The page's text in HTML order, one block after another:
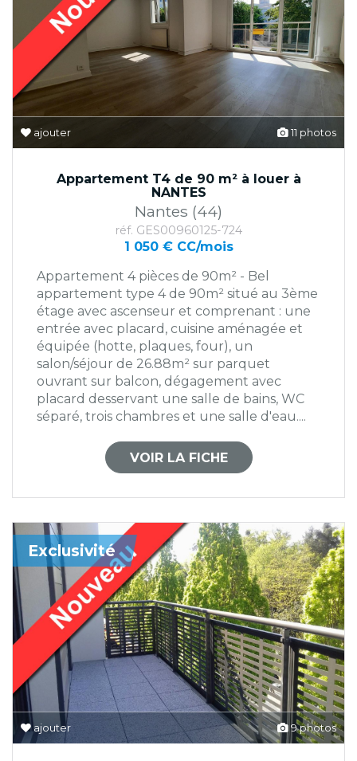
11 photos
ajouter
Appartement T4 de 90 m² à louer à
NANTES
Nantes (44)
réf. GES00960125-724
1 050 € CC/mois
Appartement 4 pièces de 90m² - Bel
appartement type 4 de 90m² situé au 3ème
étage avec ascenseur et comprenant : une
entrée avec placard, cuisine aménagée et
équipée (hotte, plaques, four), un
salon/séjour de 26.88m² sur parquet
ouvrant sur balcon, dégagement avec
placard desservant une salle de bains, WC
séparé, trois chambres et une salle d'eau....
VOIR LA FICHE
9 photos
ajouter
Exclusivité